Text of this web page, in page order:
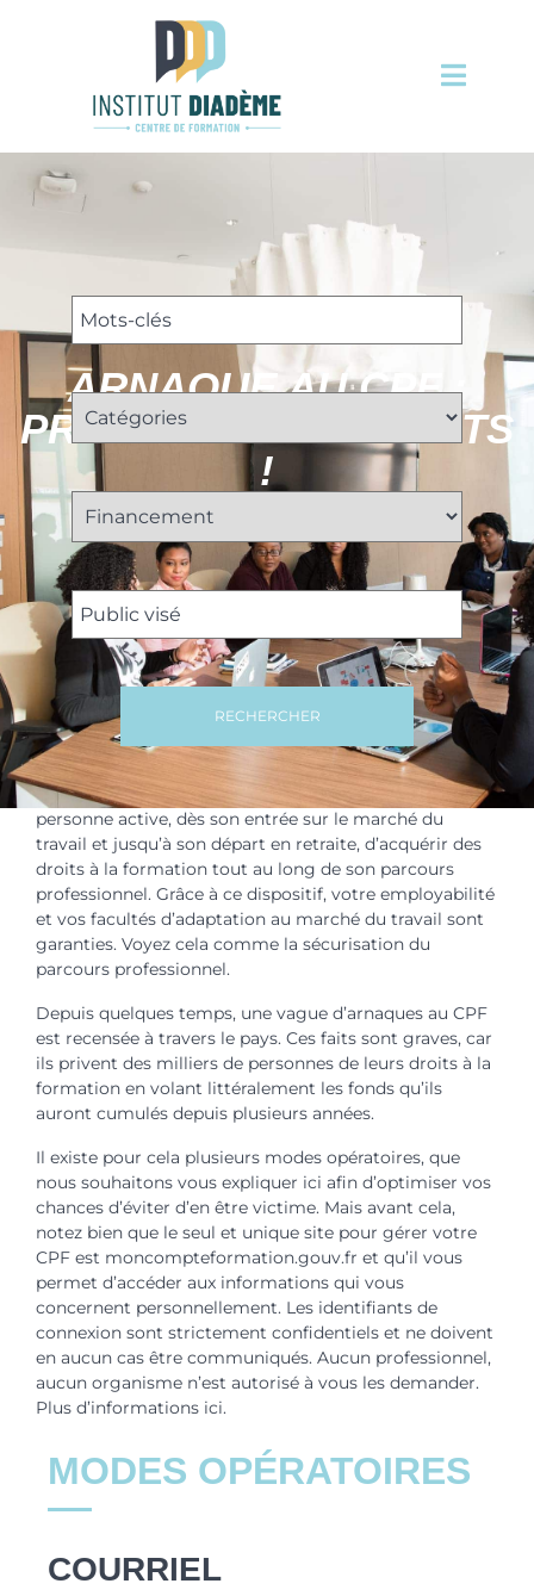
ARNAQUE AU CPF :
PROTÉGEZ VOS DROITS
!
RECHERCHER
Le Compte Personnel de Formation permet à toute
personne active, dès son entrée sur le marché du
travail et jusqu’à son départ en retraite, d’acquérir des
droits à la formation tout au long de son parcours
professionnel. Grâce à ce dispositif, votre employabilité
et vos facultés d’adaptation au marché du travail sont
garanties. Voyez cela comme la sécurisation du
parcours professionnel.
Depuis quelques temps, une vague d’arnaques au CPF
est recensée à travers le pays. Ces faits sont graves, car
ils privent des milliers de personnes de leurs droits à la
formation en volant littéralement les fonds qu’ils
auront cumulés depuis plusieurs années.
Il existe pour cela plusieurs modes opératoires, que
nous souhaitons vous expliquer ici afin d’optimiser vos
chances d’éviter d’en être victime. Mais avant cela,
notez bien que le seul et unique site pour gérer votre
CPF est moncompteformation.gouv.fr et qu’il vous
permet d’accéder aux informations qui vous
concernent personnellement. Les identifiants de
connexion sont strictement confidentiels et ne doivent
en aucun cas être communiqués. Aucun professionnel,
aucun organisme n’est autorisé à vous les demander.
Plus d’informations ici.
MODES OPÉRATOIRES
COURRIEL